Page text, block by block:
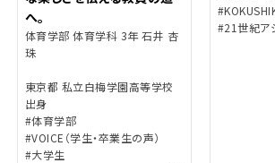
へ。
体育学部 体育学科 3年 石井 杏
珠
東京都 私立白梅学園高等学校
出身
#体育学部
#VOICE（学生・卒業生の声）
#大学生
#21世紀ア